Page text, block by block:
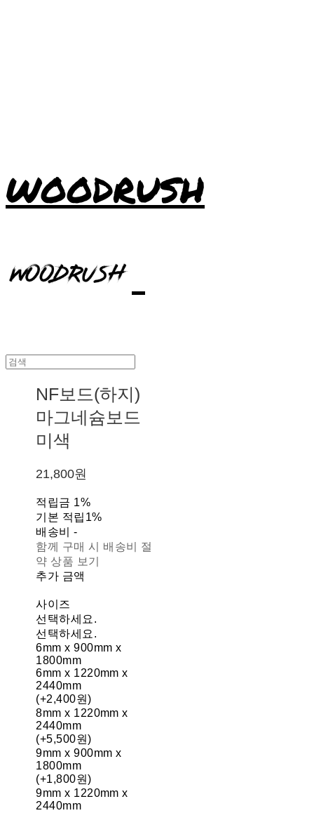
WOODRUSH
NF보드(하지)
마그네슘보드
미색
21,800원
적립금 1%
기본 적립 1%
배송비-
함께 구매 시 배송비 절
약 상품 보기
추가 금액
사이즈
선택하세요.
선택하세요.
6mm x 900mm x
1800mm
6mm x 1220mm x
2440mm
(+2,400원)
8mm x 1220mm x
2440mm
(+5,500원)
9mm x 900mm x
1800mm
(+1,800원)
9mm x 1220mm x
2440mm